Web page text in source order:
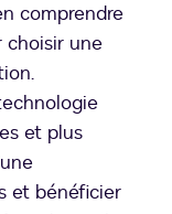
comprendre
une
et plus
et bénéficier